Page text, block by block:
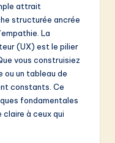
attrait
structurée ancrée
La
(UX) est le pilier
vous construisiez
ou un tableau de
constants. Ce
fondamentales
à ceux qui